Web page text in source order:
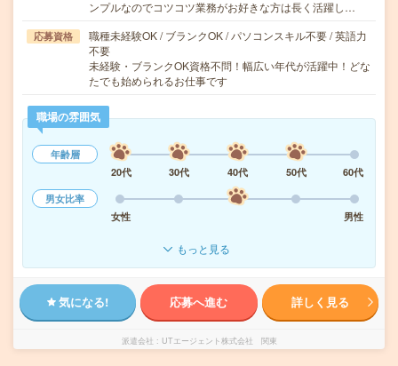
ンプルなのでコツコツ業務がお好きな方は長く活躍し…
応募資格
職種未経験OK / ブランクOK / パソコンスキル不要 / 英語力
不要
未経験・ブランクOK資格不問！幅広い年代が活躍中！どな
たでも始められるお仕事です
職場の雰囲気
年齢層
20代
30代 40代 50代
60代
男女比率
女性
男性
もっと見る
気になる! 応募へ進む 詳しく見る
派遣会社 UTエージェント株式会社 関東